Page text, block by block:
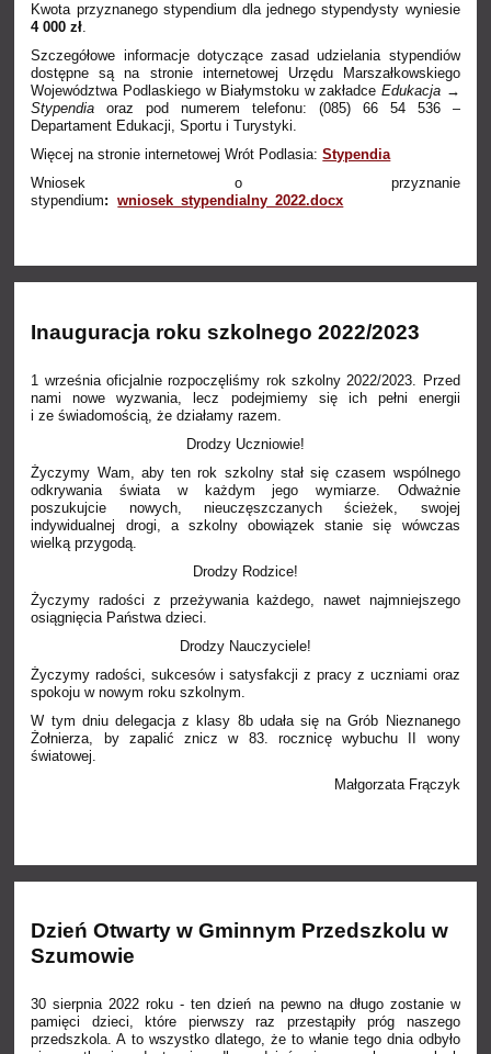
Kwota przyznanego stypendium dla jednego stypendysty wyniesie
4 000 zł.
Szczegółowe informacje dotyczące zasad udzielania stypendiów
dostępne są na stronie internetowej Urzędu Marszałkowskiego
Województwa Podlaskiego w Białymstoku w zakładceEdukacja →
Stypendiaoraz pod numerem telefonu: (085) 66 54 536 –
Departament Edukacji, Sportu i Turystyki.
Więcej na stronie internetowej Wrót Podlasia:Stypendia
Wniosek o przyznanie
stypendium:wniosek_stypendialny_2022.docx
Inauguracja roku szkolnego 2022/2023
1 września oficjalnie rozpoczęliśmy rok szkolny 2022/2023. Przed
nami nowe wyzwania, lecz podejmiemy się ich pełni energii
i ze świadomością, że działamy razem.
Drodzy Uczniowie!
Życzymy Wam, aby ten rok szkolny stał się czasem wspólnego
odkrywania świata w każdym jego wymiarze. Odważnie
poszukujcie nowych, nieuczęszczanych ścieżek, swojej
indywidualnej drogi, a szkolny obowiązek stanie się wówczas
wielką przygodą.
Drodzy Rodzice!
Życzymy radości z przeżywania każdego, nawet najmniejszego
osiągnięcia Państwa dzieci.
Drodzy Nauczyciele!
Życzymy radości, sukcesów i satysfakcji z pracy z uczniami oraz
spokoju w nowym roku szkolnym.
W tym dniu delegacja z klasy 8b udała się na Grób Nieznanego
Żołnierza, by zapalić znicz w 83. rocznicę wybuchu II wony
światowej.
Małgorzata Frączyk
Dzień Otwarty w Gminnym Przedszkolu w
Szumowie
30 sierpnia 2022 roku - ten dzień na pewno na długo zostanie w
pamięci dzieci, które pierwszy raz przestąpiły próg naszego
przedszkola. A to wszystko dlatego, że to włanie tego dnia odbyło